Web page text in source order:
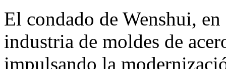
El condado de Wenshui,
industria de moldes de
impulsando la